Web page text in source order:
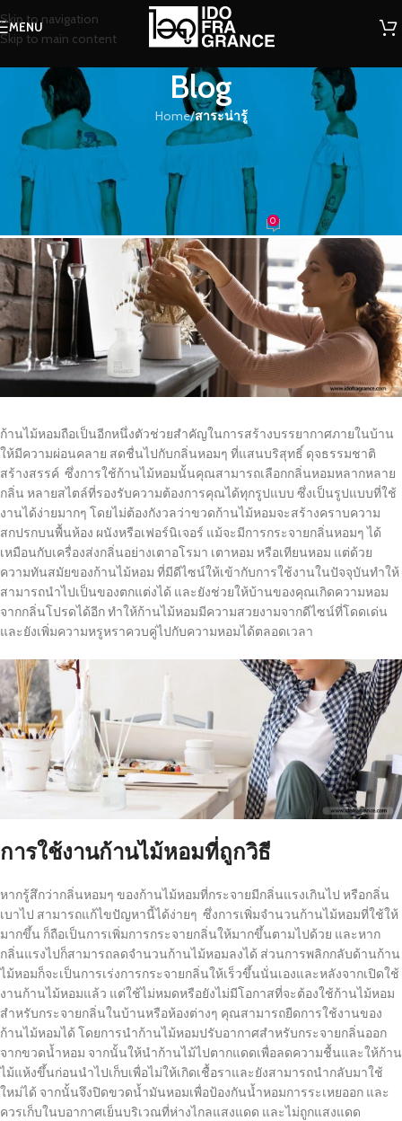
Skip to navigation
Skip to main content
MENU
Blog
Home/สาระน่ารู้
สาระน่ารู้
ข้อควรรู้ของการใช้งานก้านไม้หอม
กระจายกลิ่น
น้ำหอม On 30/08/2021 0
ก้านไม้หอมถือเป็นอีกหนึ่งตัวช่วยสำคัญในการสร้างบรรยากาศภายในบ้าน
ให้มีความผ่อนคลาย สดชื่นไปกับกลิ่นหอมๆ ที่แสนบริสุทธิ์ ดุจธรรมชาติ
สร้างสรรค์ ซึ่งการใช้ก้านไม้หอมนั้นคุณสามารถเลือกกลิ่นหอมหลากหลาย
กลิ่น หลายสไตล์ที่รองรับความต้องการคุณได้ทุกรูปแบบ ซึ่งเป็นรูปแบบที่ใช้
งานได้ง่ายมากๆ โดยไม่ต้องกังวลว่าขวดก้านไม้หอมจะสร้างคราบความ
สกปรกบนพื้นห้อง ผนังหรือเฟอร์นิเจอร์ แม้จะมีการกระจายกลิ่นหอมๆ ได้
เหมือนกับเครื่องส่งกลิ่นอย่างเตาอโรมา เตาหอม หรือเทียนหอม แต่ด้วย
ความทันสมัยของก้านไม้หอม ที่มีดีไซน์ให้เข้ากับการใช้งานในปัจจุบันทำให้
สามารถนำไปเป็นของตกแต่งได้ และยังช่วยให้บ้านของคุณเกิดความหอม
จากกลิ่นโปรดได้อีก ทำให้ก้านไม้หอมมีความสวยงามจากดีไซน์ที่โดดเด่น
และยังเพิ่มความหรูหราควบคู่ไปกับความหอมได้ตลอดเวลา
การใช้งานก้านไม้หอมที่ถูกวิธี
หากรู้สึกว่ากลิ่นหอมๆ ของก้านไม้หอมที่กระจายมีกลิ่นแรงเกินไป หรือกลิ่น
เบาไป สามารถแก้ไขปัญหานี้ได้ง่ายๆ ซึ่งการเพิ่มจำนวนก้านไม้หอมที่ใช้ให้
มากขึ้น ก็ถือเป็นการเพิ่มการกระจายกลิ่นให้มากขึ้นตามไปด้วย และหาก
กลิ่นแรงไปก็สามารถลดจำนวนก้านไม้หอมลงได้ ส่วนการพลิกกลับด้านก้าน
ไม้หอมก็จะเป็นการเร่งการกระจายกลิ่นให้เร็วขึ้นนั่นเองและหลังจากเปิดใช้
งานก้านไม้หอมแล้ว แต่ใช้ไม่หมดหรือยังไม่มีโอกาสที่จะต้องใช้ก้านไม้หอม
สำหรับกระจายกลิ่นในบ้านหรือห้องต่างๆ คุณสามารถยืดการใช้งานของ
ก้านไม้หอมได้ โดยการนำก้านไม้หอมปรับอากาศสำหรับกระจายกลิ่นออก
จากขวดน้ำหอม จากนั้นให้นำก้านไม้ไปตากแดดเพื่อลดความชื้นและให้ก้าน
ไม้แห้งขึ้นก่อนนำไปเก็บเพื่อไม่ให้เกิดเชื้อราและยังสามารถนำกลับมาใช้
ใหม่ได้ จากนั้นจึงปิดขวดน้ำมันหอมเพื่อป้องกันน้ำหอมการระเหยออก และ
ควรเก็บในบอากาศเย็นบริเวณที่ห่างไกลแสงแดด และไม่ถูกแสงแดด